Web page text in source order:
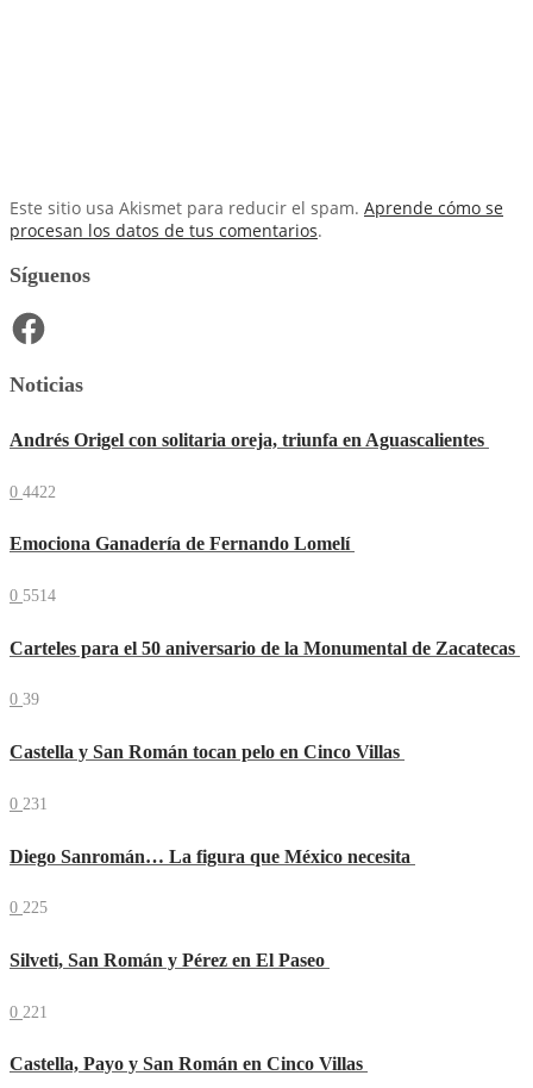
Este sitio usa Akismet para reducir el spam. Aprende cómo se
procesan los datos de tus comentarios.
Síguenos
Facebook
Noticias
Andrés Origel con solitaria oreja, triunfa en Aguascalientes
0 4422
Emociona Ganadería de Fernando Lomelí
0 5514
Carteles para el 50 aniversario de la Monumental de Zacatecas
0 39
Castella y San Román tocan pelo en Cinco Villas
0 231
Diego Sanromán… La figura que México necesita
0 225
Silveti, San Román y Pérez en El Paseo
0 221
Castella, Payo y San Román en Cinco Villas